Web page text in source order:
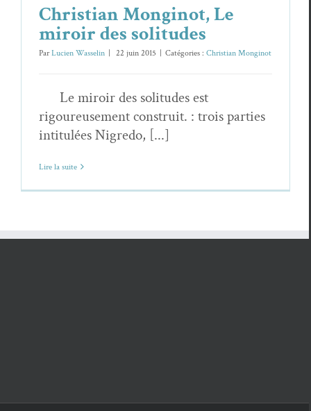
Christian Monginot, Le
miroir des solitudes
ParLucien Wasselin 22 juin 2015 Catégories : Christian Monginot
Le miroir des solitudes est
rigoureusement construit. : trois parties
intitulées Nigredo, [...]
Lire la suite